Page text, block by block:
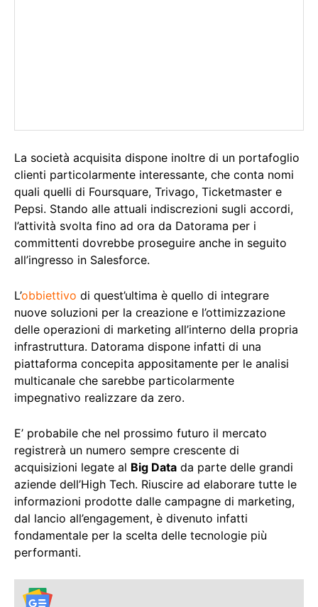
La società acquisita dispone inoltre di un portafoglio
clienti particolarmente interessante, che conta nomi
quali quelli di Foursquare, Trivago, Ticketmaster e
Pepsi. Stando alle attuali indiscrezioni sugli accordi,
l’attività svolta fino ad ora da Datorama per i
committenti dovrebbe proseguire anche in seguito
all’ingresso in Salesforce.
L’obbiettivo di quest’ultima è quello di integrare
nuove soluzioni per la creazione e l’ottimizzazione
delle operazioni di marketing all’interno della propria
infrastruttura. Datorama dispone infatti di una
piattaforma concepita appositamente per le analisi
multicanale che sarebbe particolarmente
impegnativo realizzare da zero.
E’ probabile che nel prossimo futuro il mercato
registrerà un numero sempre crescente di
acquisizioni legate al Big Data da parte delle grandi
aziende dell’High Tech. Riuscire ad elaborare tutte le
informazioni prodotte dalle campagne di marketing,
dal lancio all’engagement, è divenuto infatti
fondamentale per la scelta delle tecnologie più
performanti.